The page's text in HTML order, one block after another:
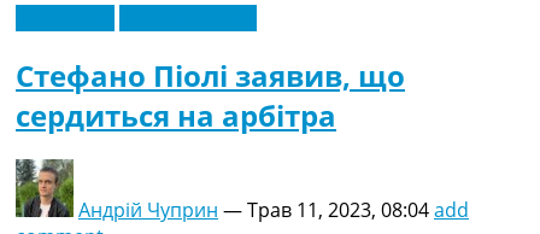
Стефано Піолі заявив, що
сердиться на арбітра
Андрій Чуприн —Трав 11, 2023, 08:04add